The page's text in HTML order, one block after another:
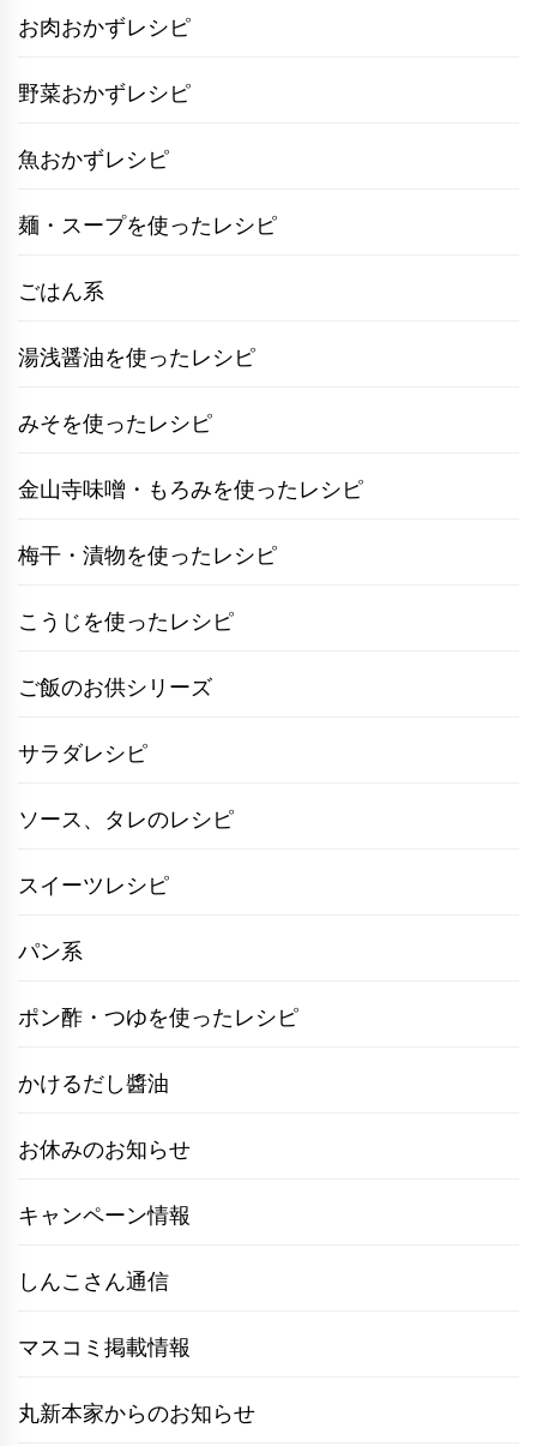
お肉おかずレシピ
野菜おかずレシピ
魚おかずレシピ
麺・スープを使ったレシピ
ごはん系
湯浅醤油を使ったレシピ
みそを使ったレシピ
金山寺味噌・もろみを使ったレシピ
梅干・漬物を使ったレシピ
こうじを使ったレシピ
ご飯のお供シリーズ
サラダレシピ
ソース、タレのレシピ
スイーツレシピ
パン系
ポン酢・つゆを使ったレシピ
かけるだし醬油
お休みのお知らせ
キャンペーン情報
しんこさん通信
マスコミ掲載情報
丸新本家からのお知らせ